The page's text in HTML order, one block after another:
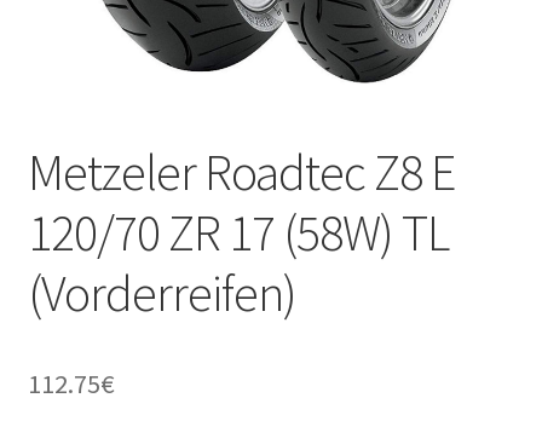
Metzeler Roadtec Z8 E
120/70 ZR 17 (58W) TL
(Vorderreifen)
112.75€